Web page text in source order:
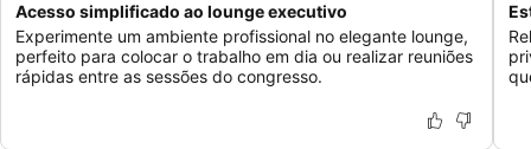
Acesso simplificado ao lounge executivo
Experimente um ambiente profissional no elegante lounge,
perfeito para colocar o trabalho em dia ou realizar reuniões
rápidas entre as sessões do congresso.